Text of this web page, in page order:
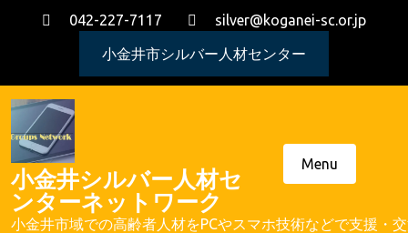
042-227-7117 silver@koganei-sc.or.jp
小金井市シルバー人材センター
小金井シルバー人材セ
ンターネットワーク
小金井市域での高齢者人材をPCやスマホ技術などで支援・
Menu